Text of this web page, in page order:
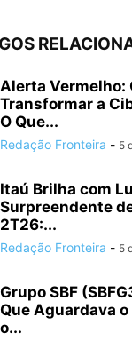
Alerta Vermelho:
Transformar a
O Que...
Redação Fronteira - 5
Itaú Brilha com
Surpreendente
2T26:...
Redação Fronteira - 5
Grupo SBF
Que Aguardava
o...